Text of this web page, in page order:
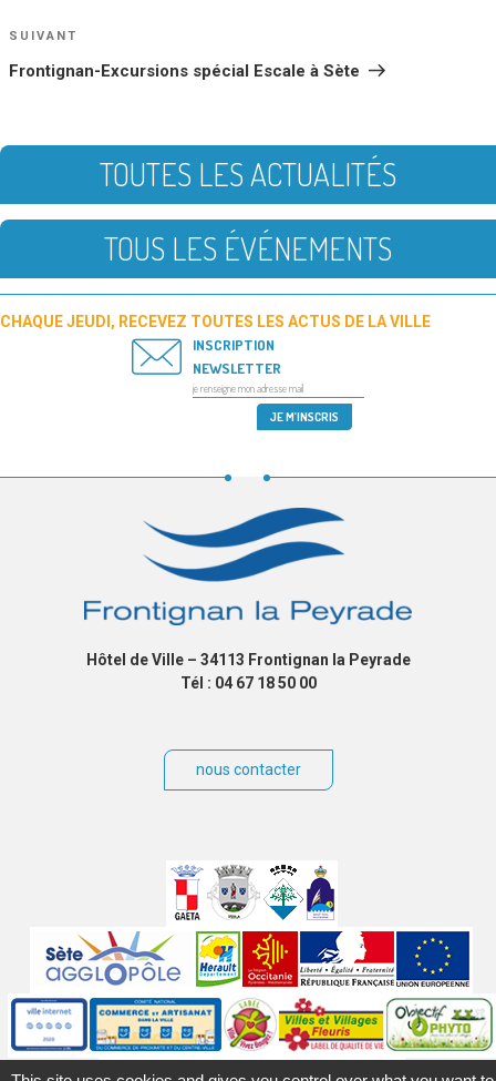
Article
SUIVANT
Frontignan-Excursions spécial Escale à Sète
TOUTES LES ACTUALITÉS
TOUS LES ÉVÉNEMENTS
CHAQUE JEUDI, RECEVEZ TOUTES LES ACTUS DE LA VILLE
INSCRIPTION
NEWSLETTER
Hôtel de Ville – 34113 Frontignan la Peyrade
Tél : 04 67 18 50 00
nous contacter
partenaires
Labels
Autres